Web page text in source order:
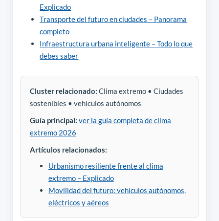
Explicado
Transporte del futuro en ciudades – Panorama
completo
Infraestructura urbana inteligente – Todo lo que
debes saber
Cluster relacionado: Clima extremo • Ciudades
sostenibles • vehículos autónomos
Guía principal: ver la guía completa de clima
extremo 2026
Artículos relacionados:
Urbanismo resiliente frente al clima
extremo – Explicado
Movilidad del futuro: vehículos autónomos,
eléctricos y aéreos